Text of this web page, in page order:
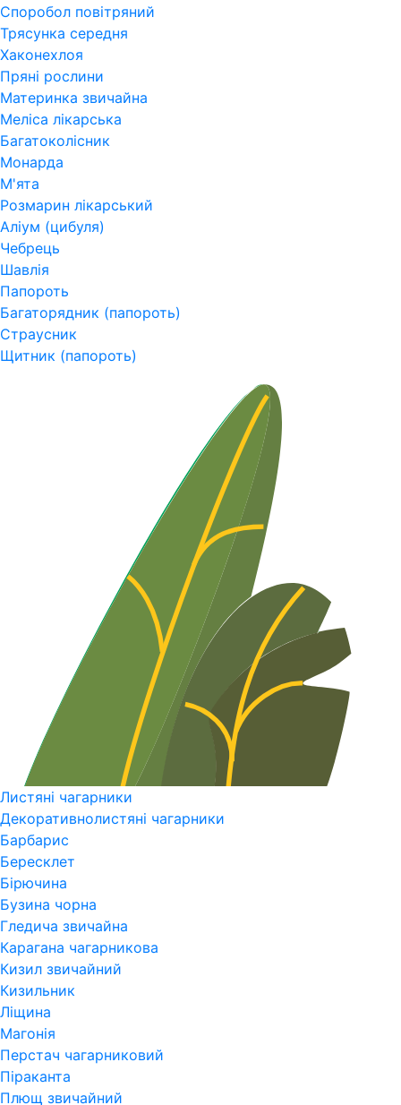
Споробол повітряний
Трясунка середня
Хаконехлоя
Пряні рослини
Материнка звичайна
Меліса лікарська
Багатоколісник
Монарда
М'ята
Розмарин лікарський
Аліум (цибуля)
Чебрець
Шавлія
Папороть
Багаторядник (папороть)
Страусник
Щитник (папороть)
Листяні чагарники
Декоративнолистяні чагарники
Барбарис
Бересклет
Бірючина
Бузина чорна
Гледича звичайна
Карагана чагарникова
Кизил звичайний
Кизильник
Ліщина
Магонія
Перстач чагарниковий
Піраканта
Плющ звичайний